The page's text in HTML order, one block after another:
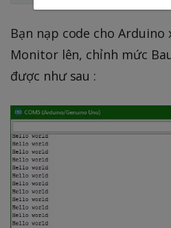
Bạn nạp code cho
Monitor lên, chỉnh mức
được như sau :